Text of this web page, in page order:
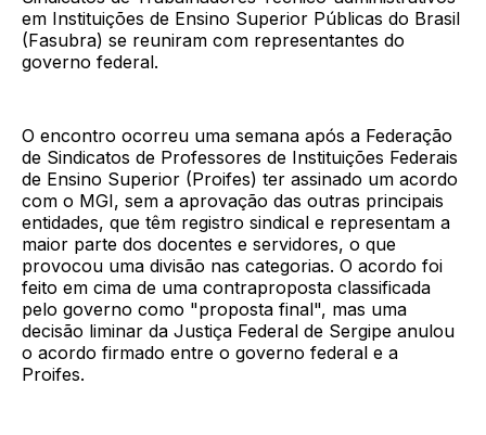
em Instituições de Ensino Superior Públicas do Brasil
(Fasubra) se reuniram com representantes do
governo federal.
O encontro ocorreu uma semana após a Federação
de Sindicatos de Professores de Instituições Federais
de Ensino Superior (Proifes) ter assinado um acordo
com o MGI, sem a aprovação das outras principais
entidades, que têm registro sindical e representam a
maior parte dos docentes e servidores, o que
provocou uma divisão nas categorias. O acordo foi
feito em cima de uma contraproposta classificada
pelo governo como "proposta final", mas uma
decisão liminar da Justiça Federal de Sergipe anulou
o acordo firmado entre o governo federal e a
Proifes.